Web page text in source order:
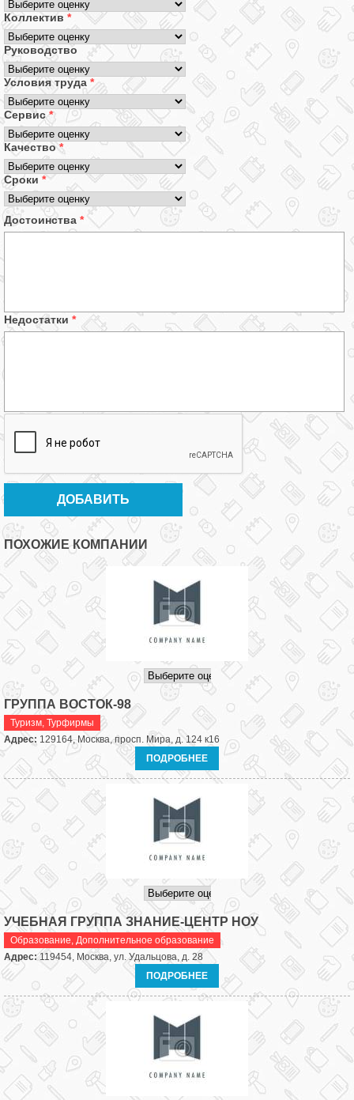
Коллектив *
Руководство
Условия труда *
Сервис*
Качество*
Сроки *
Достоинства *
Недостатки *
ПОХОЖИЕ КОМПАНИИ
ГРУППА ВОСТОК-98
Туризм, Турфирмы
Адрес: 129164, Москва, просп. Мира, д. 124 к16
ПОДРОБНЕЕ
УЧЕБНАЯ ГРУППА ЗНАНИЕ-ЦЕНТР НОУ
Образование, Дополнительное образование
Адрес:119454, Москва, ул. Удальцова, д. 28
ПОДРОБНЕЕ